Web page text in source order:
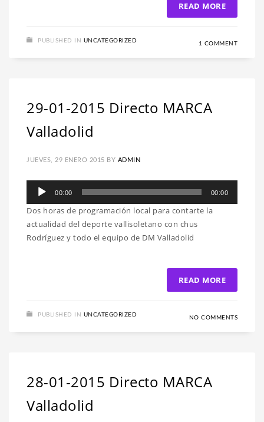
READ MORE
PUBLISHED IN UNCATEGORIZED 1 COMMENT
29-01-2015 Directo MARCA
Valladolid
JUEVES, 29 ENERO 2015 BY ADMIN
Reproductor
audio
00:00 00:00
Dos horas de programación local para contarte la
actualidad del deporte vallisoletano con chus
Rodríguez y todo el equipo de DM Valladolid
READ MORE
PUBLISHED IN UNCATEGORIZED NO COMMENTS
28-01-2015 Directo MARCA
Valladolid